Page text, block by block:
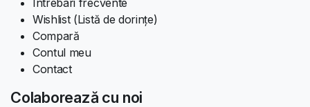
Wishlist (Listă de dorințe)
Compară
Contul meu
Contact
Colaborează cu noi